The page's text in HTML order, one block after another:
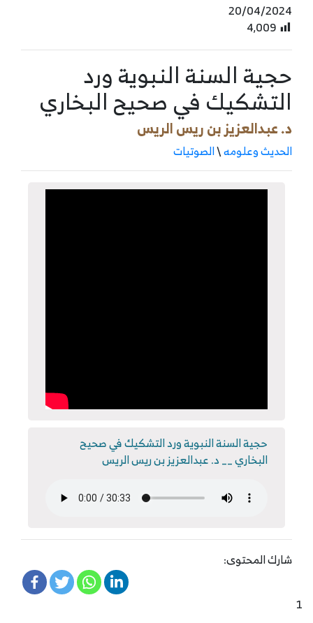
20/04/2024
4٬009
حجية السنة النبوية ورد
التشكيك في صحيح البخاري
د. عبدالعزيز بن ريس الريس
الحديث وعلومه\الصوتيات
حجية السنة النبوية ورد التشكيك في صحيح
البخاري __ د. عبدالعزيز بن ريس الريس
شارك المحتوى:
1